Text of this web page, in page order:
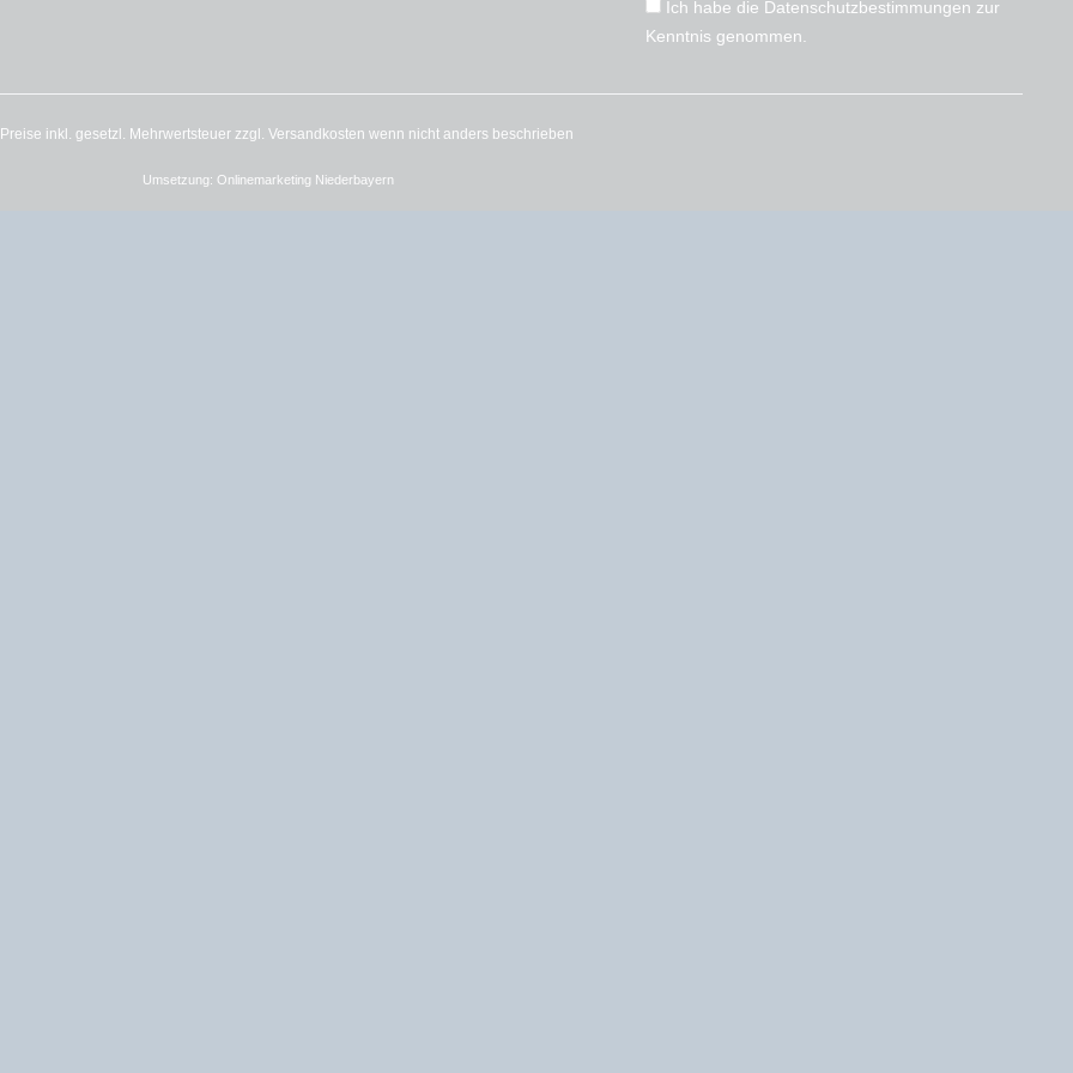
Ich habe die Datenschutzbestimmungen zur
Kenntnis genommen.
inkl. gesetzl. Mehrwertsteuer zzgl. Versandkosten wenn nicht anders beschrieben
Umsetzung: Onlinemarketing Niederbayern